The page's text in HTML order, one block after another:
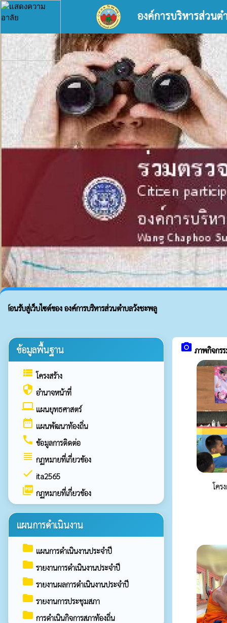
องค์การบริหารส่วน
ว็บไซต์ของ องค์การบริหารส่วนตำบลวังชะพลู
ข้อมูลพื้นฐาน
view_list โครงสร้าง
security อำนาจหน้าที่
laptop แผนยุทธศาสตร์
date_range แผนพัฒนาท้องถิ่น
call ข้อมูลการติดต่อ
view_headline กฏหมายที่เกี่ยวข้อง
check ita2565
picture_as_pdf กฏหมายที่เกี่ยวข้อง
แผนการดำเนินงาน
folder แผนการดำเนินงานประจำปี
folder รายงานการดำเนินงานประจำปี
folder รายงานผลการดำเนินงานประจำปี
folder รายงานการประชุมสภา
folder การดำเนินกิจการสภาท้องถิ่น
camera_alt ภาพกิจกร
โคร